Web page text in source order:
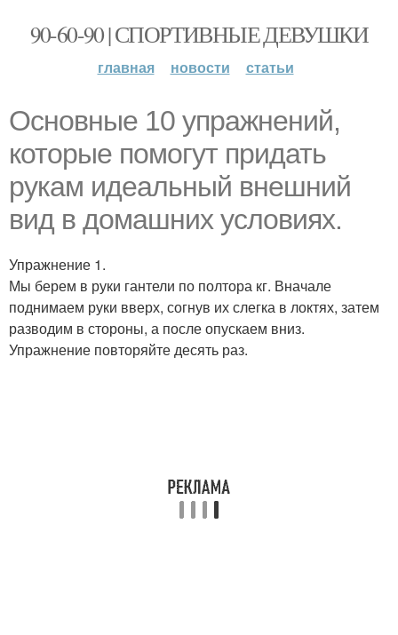
90-60-90 | СПОРТИВНЫЕ ДЕВУШКИ
главная новости статьи
Основные 10 упражнений,
которые помогут придать
рукам идеальный внешний
вид в домашних условиях.
Упражнение 1.
Мы берем в руки гантели по полтора кг. Вначале
поднимаем руки вверх, согнув их слегка в локтях, затем
разводим в стороны, а после опускаем вниз.
Упражнение повторяйте десять раз.